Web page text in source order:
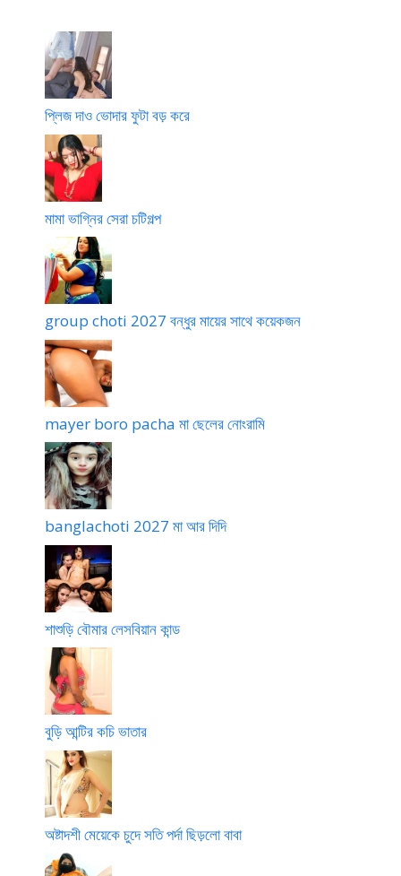
প্লিজ দাও ভোদার ফুটা বড় করে
মামা ভাগ্নির সেরা চটিগল্প
group choti 2027 বন্ধুর মায়ের সাথে কয়েকজন
mayer boro pacha মা ছেলের নোংরামি
banglachoti 2027 মা আর দিদি
শাশুড়ি বৌমার লেসবিয়ান কান্ড
বুড়ি আন্টির কচি ভাতার
অষ্টাদশী মেয়েকে চুদে সতি পর্দা ছিড়লো বাবা